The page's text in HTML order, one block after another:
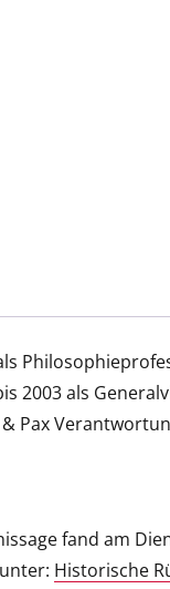
2003 als
Pax
fand am
Historische